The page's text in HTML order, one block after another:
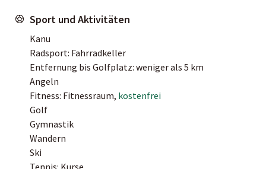
Sport und Aktivitäten
Kanu
Radsport: Fahrradkeller
Entfernung bis Golfplatz: weniger als 5 km
Angeln
Fitness: Fitnessraum, kostenfrei
Golf
Gymnastik
Wandern
Ski
Tennis: Kurse